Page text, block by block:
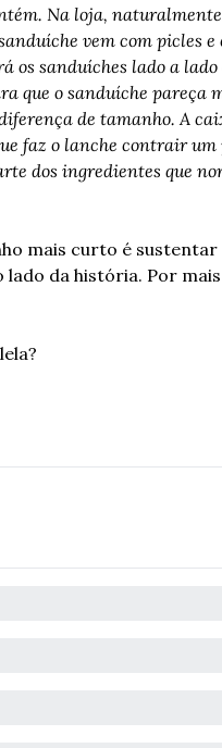
Na loja,
vem com picles
os sanduíches lado a
que o sanduíche
de tamanho. A
faz o lanche contrair
dos ingredientes que
mais curto é
da história. Por